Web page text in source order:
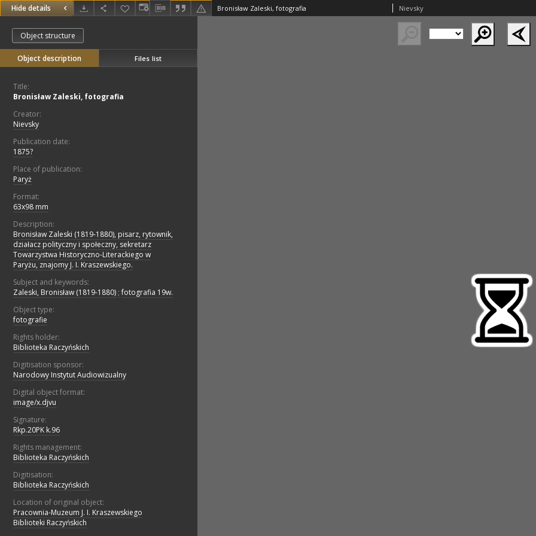
Hide details Bronisław Zaleski, fotografia Nievsky
Object structure
Object description Files list
Title:
Bronisław Zaleski, fotografia
Creator:
Nievsky
Publication date:
1875?
Place of publication:
Paryż
Format:
63x98 mm
Description:
Bronisław Zaleski (1819-1880), pisarz, rytownik,
działacz polityczny i społeczny, sekretarz
Towarzystwa Historyczno-Literackiego w
Paryżu, znajomy J. I. Kraszewskiego.
Subject and keywords:
Zaleski, Bronisław (1819-1880) ; fotografia 19w.
Object type:
fotografie
Rights holder:
Biblioteka Raczyńskich
Digitisation sponsor:
Narodowy Instytut Audiowizualny
Digital object format:
image/x.djvu
Signature:
Rkp.20PK k.96
Rights management:
Biblioteka Raczyńskich
Digitisation:
Biblioteka Raczyńskich
Location of original object:
Pracownia-Muzeum J. I. Kraszewskiego
Biblioteki Raczyńskich